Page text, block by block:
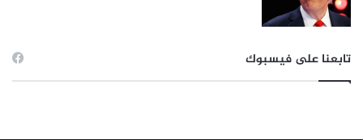
تابعنا على فيسبوك